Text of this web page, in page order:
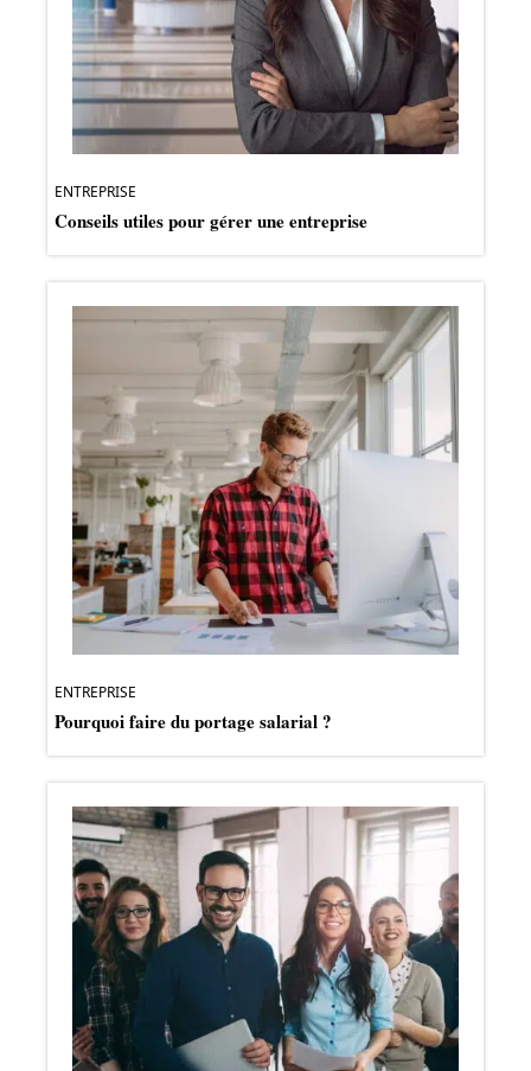
ENTREPRISE
Conseils utiles pour gérer une entreprise
ENTREPRISE
Pourquoi faire du portage salarial ?